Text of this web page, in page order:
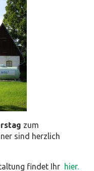
zum
sind herzlich
findet Ihr hier.